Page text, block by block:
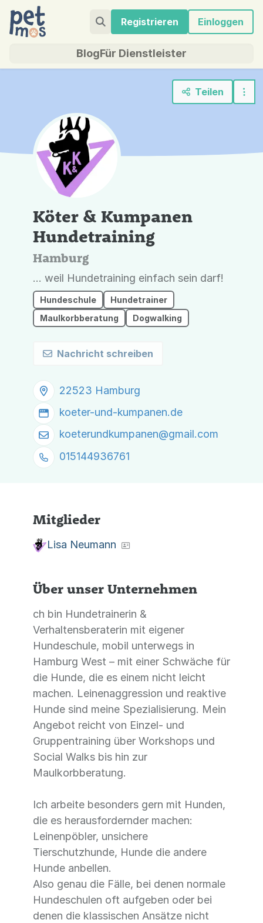
Registrieren Einloggen
BlogFür Dienstleister
Teilen
Köter & Kumpanen
Hundetraining
Hamburg
... weil Hundetraining einfach sein darf!
Hundeschule
Hundetrainer
Maulkorbberatung
Dogwalking
Nachricht schreiben
22523 Hamburg
koeter-und-kumpanen.de
koeterundkumpanen@gmail.com
015144936761
Mitglieder
Lisa Neumann
Über unser Unternehmen
ch bin Hundetrainerin &
Verhaltensberaterin mit eigener
Hundeschule, mobil unterwegs in
Hamburg West – mit einer Schwäche für
die Hunde, die es einem nicht leicht
machen. Leinenaggression und reaktive
Hunde sind meine Spezialisierung. Mein
Angebot reicht von Einzel- und
Gruppentraining über Workshops und
Social Walks bis hin zur
Maulkorbberatung.
Ich arbeite besonders gern mit Hunden,
die es herausfordernder machen:
Leinenpöbler, unsichere
Tierschutzhunde, Hunde die andere
Hunde anbellen.
Also genau die Fälle, bei denen normale
Hundeschulen oft aufgeben oder bei
denen die klassischen Ansätze nicht